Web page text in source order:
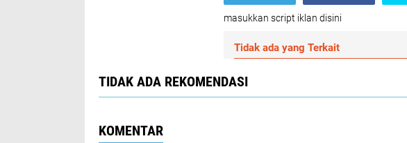
masukkan script iklan disini
Tidak ada yang Terkait
TIDAK ADA REKOMENDASI
KOMENTAR